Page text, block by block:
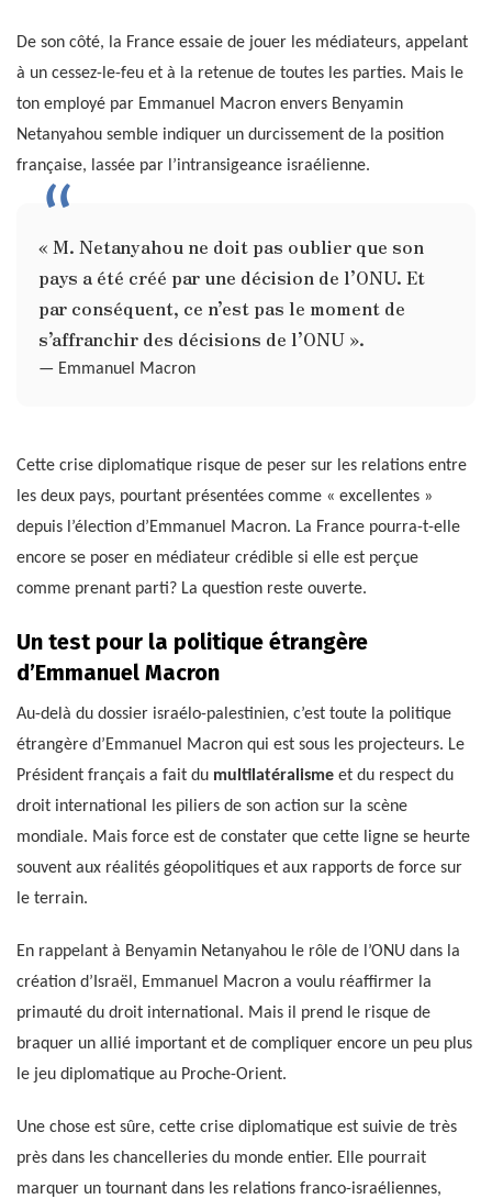
De son côté, la France essaie de jouer les médiateurs, appelant
à un cessez-le-feu et à la retenue de toutes les parties. Mais le
ton employé par Emmanuel Macron envers Benyamin
Netanyahou semble indiquer un durcissement de la position
française, lassée par l’intransigeance israélienne.
« M. Netanyahou ne doit pas oublier que son
pays a été créé par une décision de l’ONU. Et
par conséquent, ce n’est pas le moment de
s’affranchir des décisions de l’ONU ».
— Emmanuel Macron
Cette crise diplomatique risque de peser sur les relations entre
les deux pays, pourtant présentées comme « excellentes »
depuis l’élection d’Emmanuel Macron. La France pourra-t-elle
encore se poser en médiateur crédible si elle est perçue
comme prenant parti? La question reste ouverte.
Un test pour la politique étrangère
d’Emmanuel Macron
Au-delà du dossier israélo-palestinien, c’est toute la politique
étrangère d’Emmanuel Macron qui est sous les projecteurs. Le
Président français a fait du multilatéralisme et du respect du
droit international les piliers de son action sur la scène
mondiale. Mais force est de constater que cette ligne se heurte
souvent aux réalités géopolitiques et aux rapports de force sur
le terrain.
En rappelant à Benyamin Netanyahou le rôle de l’ONU dans la
création d’Israël, Emmanuel Macron a voulu réaffirmer la
primauté du droit international. Mais il prend le risque de
braquer un allié important et de compliquer encore un peu plus
le jeu diplomatique au Proche-Orient.
Une chose est sûre, cette crise diplomatique est suivie de très
près dans les chancelleries du monde entier. Elle pourrait
marquer un tournant dans les relations franco-israéliennes,